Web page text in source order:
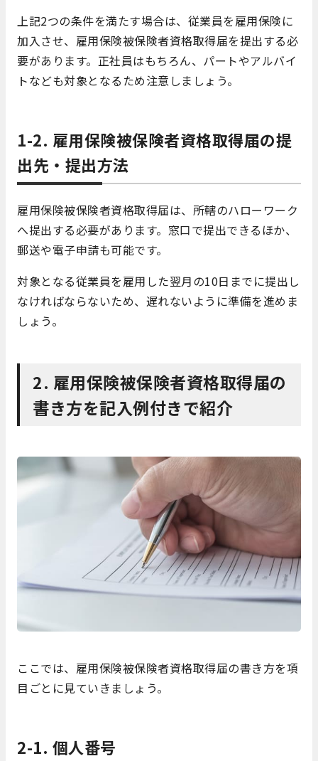
上記2つの条件を満たす場合は、従業員を雇用保険に
加入させ、雇用保険被保険者資格取得届を提出する必
要があります。正社員はもちろん、パートやアルバイ
トなども対象となるため注意しましょう。
1-2. 雇用保険被保険者資格取得届の提
出先・提出方法
雇用保険被保険者資格取得届は、所轄のハローワーク
へ提出する必要があります。窓口で提出できるほか、
郵送や電子申請も可能です。
対象となる従業員を雇用した翌月の10日までに提出し
なければならないため、遅れないように準備を進めま
しょう。
2. 雇用保険被保険者資格取得届の
書き方を記入例付きで紹介
ここでは、雇用保険被保険者資格取得届の書き方を項
目ごとに見ていきましょう。
2-1. 個人番号